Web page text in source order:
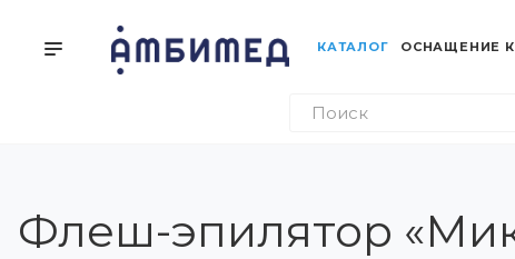
КАТАЛОГ ОСНАЩЕНИЕ
Флеш-эпилятор